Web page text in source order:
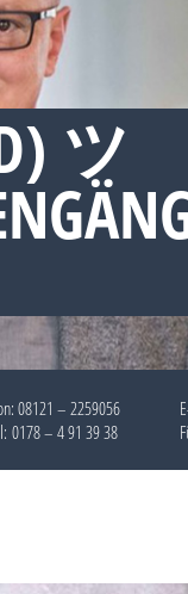
ツ
08121 – 2259056
0178 – 4 91 39 38